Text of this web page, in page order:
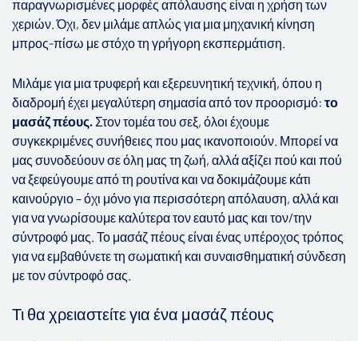
παραγνωρισμένες μορφές απόλαυσης είναι η χρήση των
χεριών. Όχι, δεν μιλάμε απλώς για μια μηχανική κίνηση
μπρος-πίσω με στόχο τη γρήγορη εκσπερμάτιση.
Μιλάμε για μια τρυφερή και εξερευνητική τεχνική, όπου η
διαδρομή έχει μεγαλύτερη σημασία από τον προορισμό: το
μασάζ πέους. Στον τομέα του σεξ, όλοι έχουμε
συγκεκριμένες συνήθειες που μας ικανοποιούν. Μπορεί να
μας συνοδεύουν σε όλη μας τη ζωή, αλλά αξίζει πού και πού
να ξεφεύγουμε από τη ρουτίνα και να δοκιμάζουμε κάτι
καινούργιο – όχι μόνο για περισσότερη απόλαυση, αλλά και
για να γνωρίσουμε καλύτερα τον εαυτό μας και τον/την
σύντροφό μας. Το μασάζ πέους είναι ένας υπέροχος τρόπος
για να εμβαθύνετε τη σωματική και συναισθηματική σύνδεση
με τον σύντροφό σας.
Τι θα χρειαστείτε για ένα μασάζ πέους